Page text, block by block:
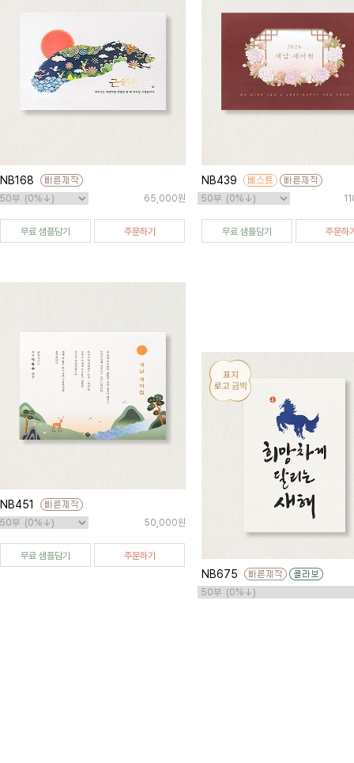
NB168
65,000원
무료 샘플담기 주문하기
NB439
무료 샘플담기 주문하
NB451
50,000원
무료 샘플담기 주문하기
NB675